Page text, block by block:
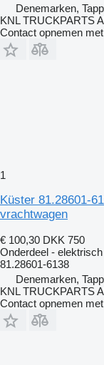
Denemarken,
KNL TRUCKPARTS
Contact opnemen
1
Küster 81.28601-
vrachtwagen
€ 100,30 DKK 750
Onderdeel -
81.28601-6138
Denemarken,
KNL TRUCKPARTS
Contact opnemen